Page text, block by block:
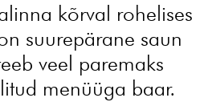
kõrval rohelises
suurepärane saun
veel paremaks
menüüga baar.